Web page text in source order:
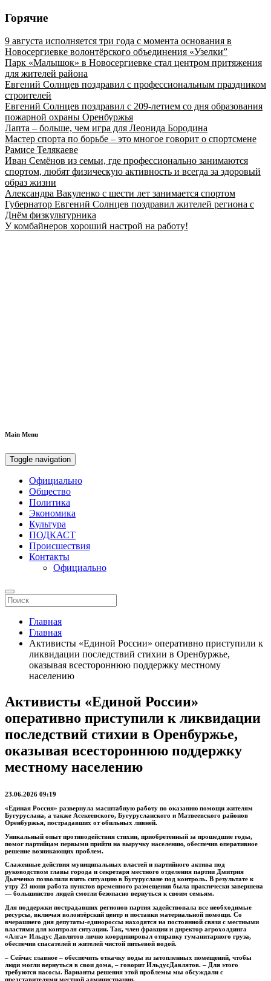
Горячие
9 августа исполняется три года с момента основания в
Новосергиевке волонтёрского объединения «Узелки”
Парк «Малышок» в Новосергиевке стал центром притяжения
для жителей района
Евгений Солнцев поздравил с профессиональным праздником
строителей
Евгений Солнцев поздравил с 209-летием со дня образования
пожарной охраны Оренбуржья
Лапта – больше, чем игра для Леонида Бородина
Мастер спорта по борьбе – это многое говорит о спортсмене
Рамисе Телякаеве
Иван Семёнов из семьи, где профессионально занимаются
спортом, любят физическую активность и всегда за здоровый
образ жизни
Александра Вакуленко с шести лет занимается спортом
Губернатор Евгений Солнцев поздравил жителей региона с
Днём физкультурника
У комбайнеров хороший настрой на работу!
Main Menu
Toggle navigation
Официально
Общество
Политика
Экономика
Культура
ПОДКАСТ
Происшествия
Контакты
Официально
Главная
Главная
Активисты «Единой России» оперативно приступили к
ликвидации последствий стихии в Оренбуржье,
оказывая всестороннюю поддержку местному
населению
Активисты «Единой России»
оперативно приступили к ликвидации
последствий стихии в Оренбуржье,
оказывая всестороннюю поддержку
местному населению
23.06.2026 09:19
«Единая Россия» развернула масштабную работу по оказанию помощи жителям
Бугуруслана, а также Асекеевского, Бугурусланского и Матвеевского районов
Оренбуржья, пострадавших от обильных ливней.
Уникальный опыт противодействия стихии, приобретенный за прошедшие годы,
помог партийцам первыми прийти на выручку населению, обеспечив оперативное
решение возникающих проблем.
Слаженные действия муниципальных властей и партийного актива под
руководством главы города и секретаря местного отделения партии Дмитрия
Дьяченко позволили взять ситуацию в Бугуруслане под контроль. В результате к
утру 23 июня работа пунктов временного размещения была практически завершена
— большинство людей смогли безопасно вернуться к своим семьям.
Для поддержки пострадавших регионов партия задействовала все необходимые
ресурсы, включая волонтёрский центр и поставки материальной помощи. Со
вчерашнего дня депутаты-единороссы находятся на постоянной связи с местными
властями для контроля ситуации. Так, член фракции и директор агрохолдинга
«Алга» Ильдус Давлятов лично координировал отправку гуманитарного груза,
обеспечив спасателей и жителей чистой питьевой водой.
– Сейчас главное – обеспечить откачку воды из затопленных помещений, чтобы
люди могли вернуться в свои дома, – говорит ИльдусДавлятов. – Для этого
требуются насосы. Варианты решения этой проблемы мы обсуждали с
представителями местной администрации.